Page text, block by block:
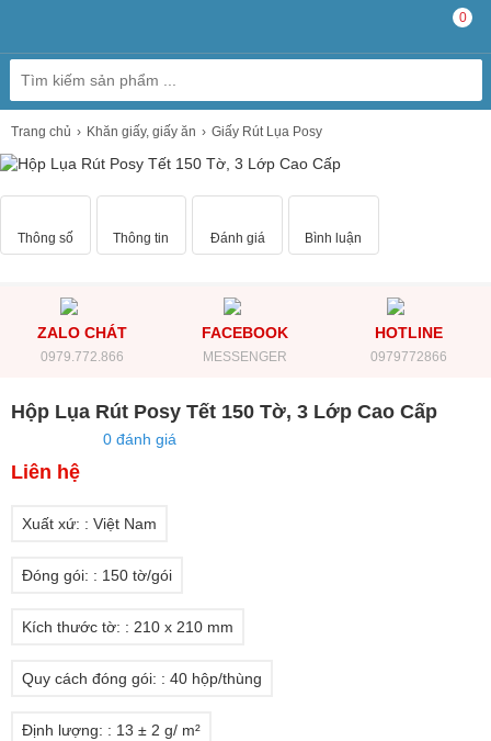
0
Trang chủ Khăn giấy, giấy ăn Giấy Rút Lụa Posy
Thông số Thông tin Đánh giá Bình luận
ZALO CHÁT
0979.772.866
FACEBOOK
MESSENGER
HOTLINE
0979772866
Hộp Lụa Rút Posy Tết 150 Tờ, 3 Lớp Cao Cấp
0 đánh giá
Liên hệ
Xuất xứ: : Việt Nam
Đóng gói: : 150 tờ/gói
Kích thước tờ: : 210 x 210 mm
Quy cách đóng gói: : 40 hộp/thùng
Định lượng: : 13 ± 2 g/ m²